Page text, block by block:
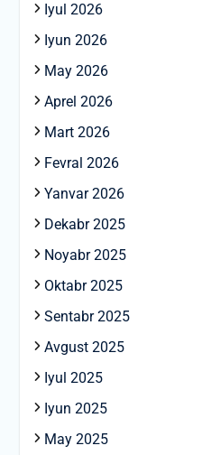
Iyul 2026
Iyun 2026
May 2026
Aprel 2026
Mart 2026
Fevral 2026
Yanvar 2026
Dekabr 2025
Noyabr 2025
Oktabr 2025
Sentabr 2025
Avgust 2025
Iyul 2025
Iyun 2025
May 2025